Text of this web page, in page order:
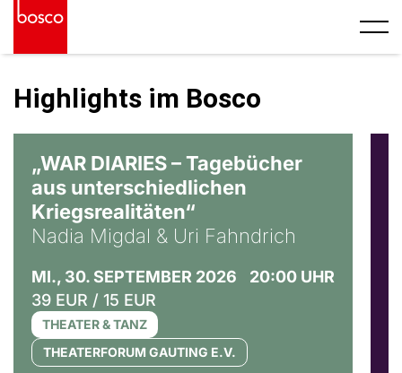
Highlights im Bosco
„WAR DIARIES – Tagebücher
aus unterschiedlichen
Kriegsrealitäten“
Nadia Migdal & Uri Fahndrich
MI., 30. SEPTEMBER 2026
20:00 UHR
39 EUR / 15 EUR
THEATER & TANZ
THEATERFORUM GAUTING E.V.